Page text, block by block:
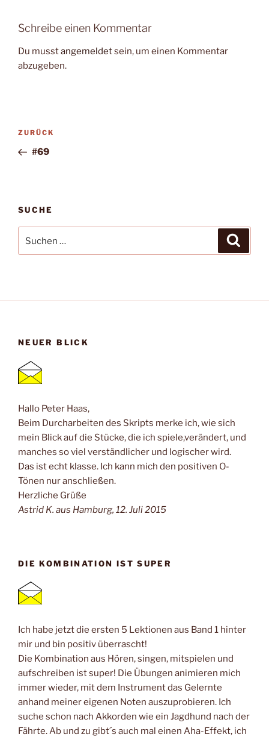
Schreibe einen Kommentar
Du musstangemeldetsein, um einen Kommentar
abzugeben.
Beitragsnavigation
Vorheriger
Beitrag
ZURÜCK
#69
SUCHE
nach:
NEUER BLICK
Hallo Peter Haas,
Beim Durcharbeiten des Skripts merke ich, wie sich
mein Blick auf die Stücke, die ich spiele,verändert, und
manches so viel verständlicher und logischer wird.
Das ist echt klasse. Ich kann mich den positiven O-
Tönen nur anschließen.
Herzliche Grüße
Astrid K. aus Hamburg, 12. Juli 2015
DIE KOMBINATION IST SUPER
Ich habe jetzt die ersten 5 Lektionen aus Band 1 hinter
mir und bin positiv überrascht!
Die Kombination aus Hören, singen, mitspielen und
aufschreiben ist super! Die Übungen animieren mich
immer wieder, mit dem Instrument das Gelernte
anhand meiner eigenen Noten auszuprobieren. Ich
suche schon nach Akkorden wie ein Jagdhund nach der
Fährte. Ab und zu gibt´s auch mal einen Aha-Effekt, ich